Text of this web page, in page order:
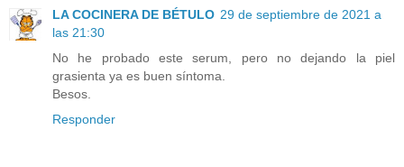
LA COCINERA DE BÉTULO 29 de septiembre de 2021 a
las 21:30
No he probado este serum, pero no dejando la piel
grasienta ya es buen síntoma.
Besos.
Responder